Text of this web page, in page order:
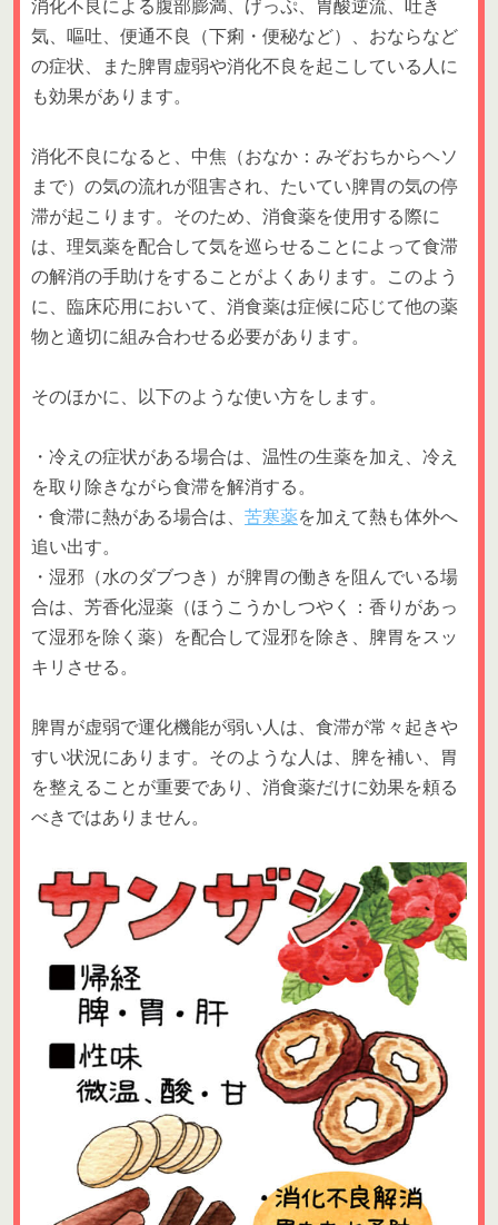
消化不良による腹部膨満、げっぷ、胃酸逆流、吐き
気、嘔吐、便通不良（下痢・便秘など）、おならなど
の症状、また脾胃虚弱や消化不良を起こしている人に
も効果があります。
消化不良になると、中焦（おなか：みぞおちからヘソ
まで）の気の流れが阻害され、たいてい脾胃の気の停
滞が起こります。そのため、消食薬を使用する際に
は、理気薬を配合して気を巡らせることによって食滞
の解消の手助けをすることがよくあります。このよう
に、臨床応用において、消食薬は症候に応じて他の薬
物と適切に組み合わせる必要があります。
そのほかに、以下のような使い方をします。
・冷えの症状がある場合は、温性の生薬を加え、冷え
を取り除きながら食滞を解消する。
・食滞に熱がある場合は、 苦寒薬を加えて熱も体外へ
追い出す。
・湿邪（水のダブつき）が脾胃の働きを阻んでいる場
合は、芳香化湿薬（ほうこうかしつやく：香りがあっ
て湿邪を除く薬）を配合して湿邪を除き、脾胃をスッ
キリさせる。
脾胃が虚弱で運化機能が弱い人は、食滞が常々起きや
すい状況にあります。そのような人は、脾を補い、胃
を整えることが重要であり、消食薬だけに効果を頼る
べきではありません。